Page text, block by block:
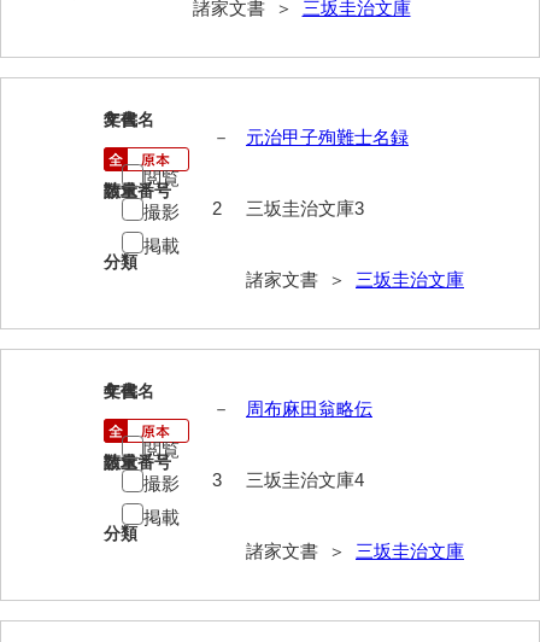
内田家文書（豊中市）
内田家文書（防府市）
内海家文書
宇野家文書
馬屋原家文書
浦家文書
惠本家文書
恵良宏収集文書
相木家文書
大谷家文書
諸家文書 ＞ 三坂圭治文庫
3
文書名
元治甲子殉難士名録
請求番号
三坂圭治文庫3
分類
諸家文書 ＞ 三坂圭治文庫
年代
－
数量
2
閲覧
撮影
掲載
4
文書名
周布麻田翁略伝
請求番号
三坂圭治文庫4
分類
諸家文書 ＞ 三坂圭治文庫
年代
－
数量
3
閲覧
撮影
掲載